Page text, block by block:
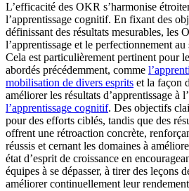
L’efficacité des OKR s’harmonise
l’apprentissage cognitif. En fixant des
définissant des résultats mesurables, les
l’apprentissage et le perfectionnement
Cela est particulièrement pertinent pour
abordés précédemment, comme
mobilisation de divers esprits et la façon
améliorer les résultats d’apprentissage à
l’apprentissage cognitif. Des objectifs
pour des efforts ciblés, tandis que des
offrent une rétroaction concrète,
réussis et cernant les domaines à
état d’esprit de croissance en
équipes à se dépasser, à tirer des leçons
améliorer continuellement leur